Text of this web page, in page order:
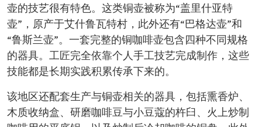
壶的技艺很有特色。这类铜壶被称为“盖里什亚特
壶”，原产于艾什鲁瓦特村，此外还有“巴格达壶”和
“鲁斯兰壶”。一套完整的铜咖啡壶包含四种不同规格
的器具。工匠完全依靠个人手工技艺完成制作，这些
技能都是长期实践积累传承下来的。
该地区还配套生产与铜壶相关的器具，包括熏香炉、
木质收纳盒、研磨咖啡豆与小豆蔻的杵臼、火上炒制